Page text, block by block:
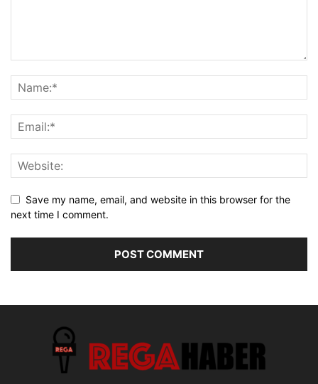
Save my name, email, and website in this browser for the
next time I comment.